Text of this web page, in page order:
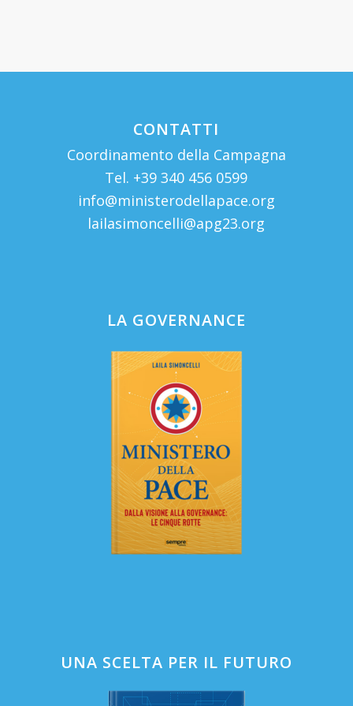
CONTATTI
Coordinamento della Campagna
Tel. +39 340 456 0599
info@ministerodellapace.org
lailasimoncelli@apg23.org
LA GOVERNANCE
UNA SCELTA PER IL FUTURO